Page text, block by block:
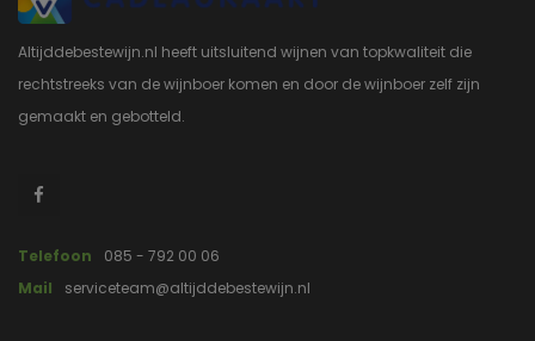
Altijddebestewijn.nl heeft uitsluitend wijnen van topkwaliteit die
rechtstreeks van de wijnboer komen en door de wijnboer zelf zijn
gemaakt en gebotteld.
Telefoon
085 - 792 00 06
Mail
serviceteam@altijddebestewijn.nl